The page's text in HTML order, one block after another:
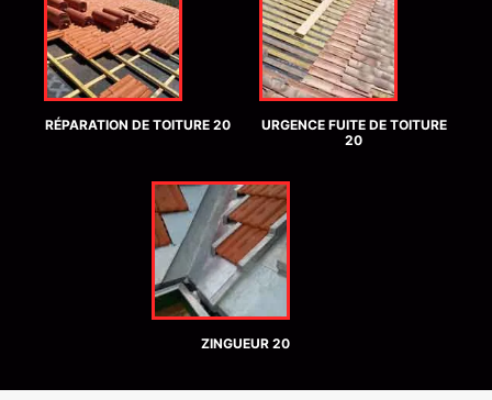
RÉPARATION DE TOITURE 20
URGENCE FUITE DE TOITURE
20
ZINGUEUR 20